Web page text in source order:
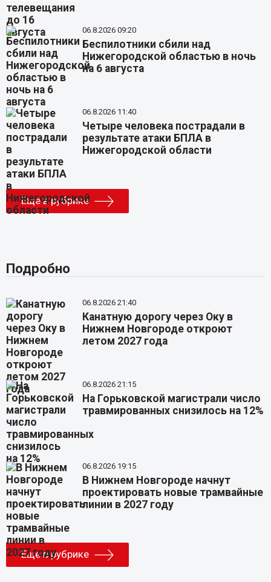
06.8.2026 09:20
Беспилотники сбили над
Нижегородской областью в ночь
на 6 августа
06.8.2026 11:40
Четыре человека пострадали в
результате атаки БПЛА в
Нижегородской области
Еще в рубрике
Подробно
06.8.2026 21:40
Канатную дорогу через Оку в
Нижнем Новгороде откроют
летом 2027 года
06.8.2026 21:15
На Горьковской магистрали число
травмированных снизилось на 12%
06.8.2026 19:15
В Нижнем Новгороде начнут
проектировать новые трамвайные
линии в 2027 году
Еще в рубрике